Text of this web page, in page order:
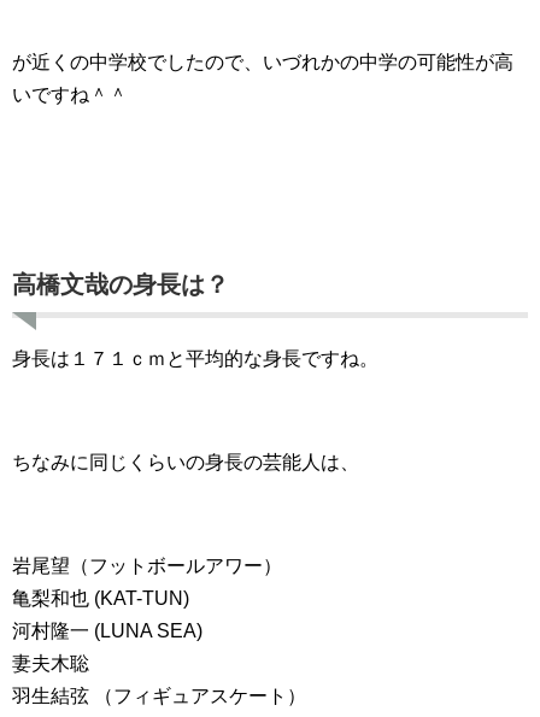
が近くの中学校でしたので、いづれかの中学の可能性が高
いですね＾＾
高橋文哉の身長は？
身長は１７１ｃｍと平均的な身長ですね。
ちなみに同じくらいの身長の芸能人は、
岩尾望（フットボールアワー）
亀梨和也 (KAT-TUN)
河村隆一 (LUNA SEA)
妻夫木聡
羽生結弦 （フィギュアスケート）